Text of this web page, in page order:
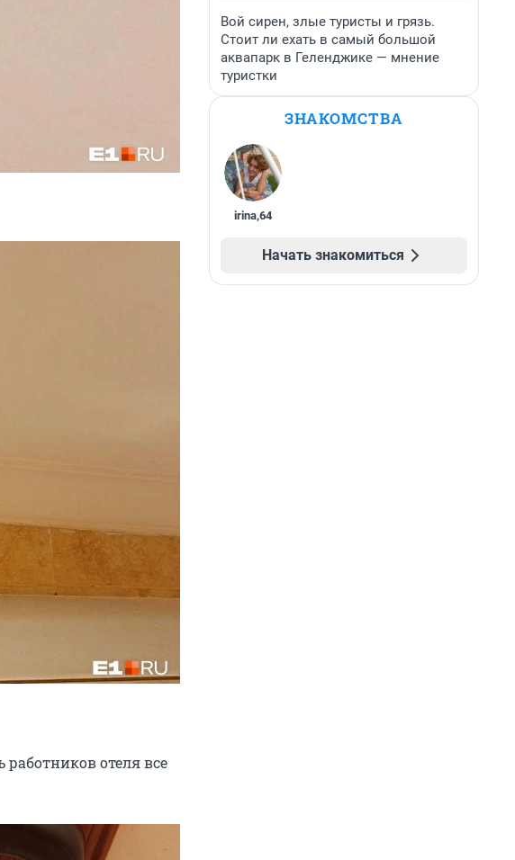
отеля все
Вой сирен, злые туристы и грязь.
Стоит ли ехать в самый большой
аквапарк в Геленджике — мнение
туристки
ЗНАКОМСТВА
irina,64
Начать знакомиться